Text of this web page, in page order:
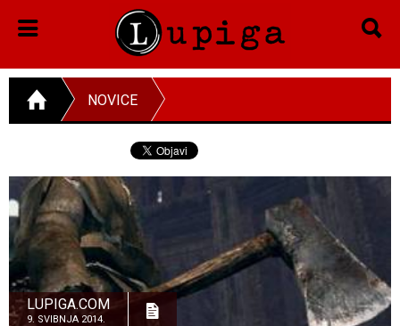
NOVICE
LUPIGA.COM
9. SVIBNJA 2014.